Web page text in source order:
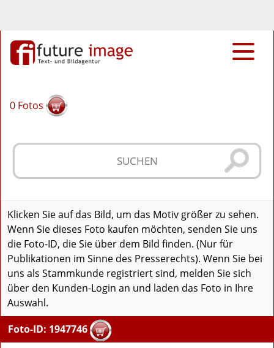
0 Fotos
Klicken Sie auf das Bild, um das Motiv größer zu sehen.
Wenn Sie dieses Foto kaufen möchten, senden Sie uns
die Foto-ID, die Sie über dem Bild finden. (Nur für
Publikationen im Sinne des Presserechts). Wenn Sie bei
uns als Stammkunde registriert sind, melden Sie sich
über den Kunden-Login an und laden das Foto in Ihre
Auswahl.
Foto-ID: 1947746